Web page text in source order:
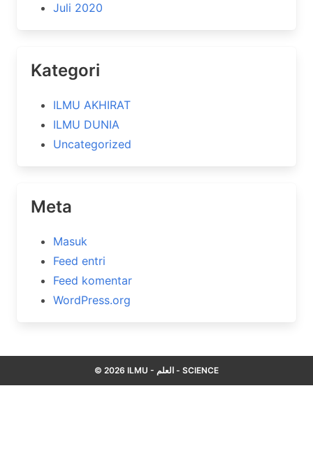
Juli 2020
Kategori
ILMU AKHIRAT
ILMU DUNIA
Uncategorized
Meta
Masuk
Feed entri
Feed komentar
WordPress.org
© 2026 ILMU - العلم - SCIENCE